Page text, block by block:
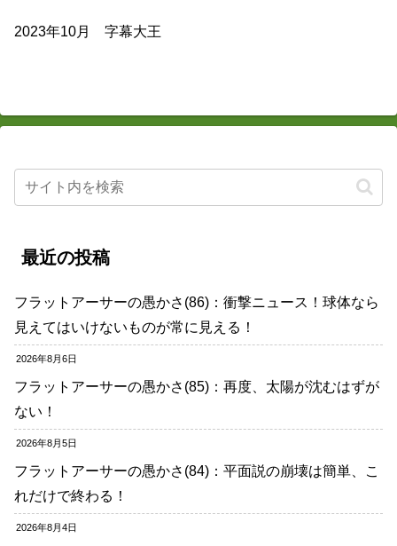
2023年10月 字幕大王
最近の投稿
フラットアーサーの愚かさ(86)：衝撃ニュース！球体なら
見えてはいけないものが常に見える！
2026年8月6日
フラットアーサーの愚かさ(85)：再度、太陽が沈むはずが
ない！
2026年8月5日
フラットアーサーの愚かさ(84)：平面説の崩壊は簡単、こ
れだけで終わる！
2026年8月4日